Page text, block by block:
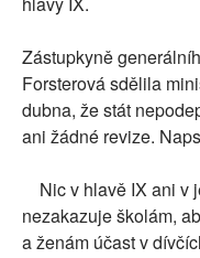
Zástupkyně
Forsterová sdělila
dubna, že stát
ani žádné revize.
Nic v hlavě IX ani v
nezakazuje školám,
a ženám účast v